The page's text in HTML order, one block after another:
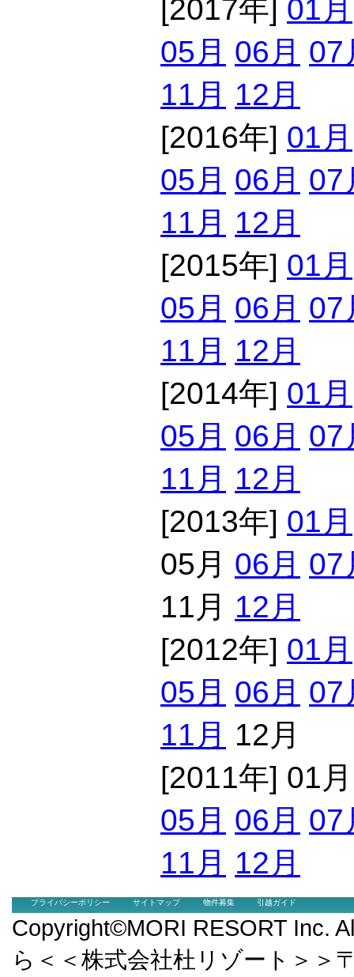
[2017年] 01月
05月 06月 07
11月 12月
[2016年] 01月
05月 06月 07
11月 12月
[2015年] 01月
05月 06月 07
11月 12月
[2014年] 01月
05月 06月 07
11月 12月
[2013年] 01月
05月 06月 07
11月 12月
[2012年] 01月
05月 06月 07
11月 12月
[2011年] 01
05月 06月 07
11月 12月
プライバシーポリシー サイトマップ 物件募集 引越ガイド
Copyright©MORI RESORT Inc.
ら＜＜株式会社杜リゾート＞＞